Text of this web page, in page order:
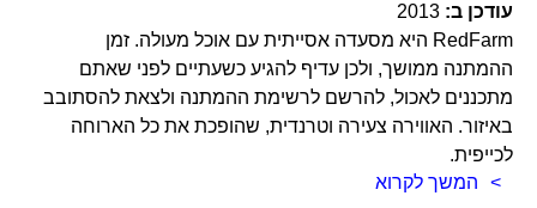
עודכן ב: 2013
RedFarm היא מסעדה אסייתית עם אוכל מעולה. זמן
ההמתנה ממושך, ולכן עדיף להגיע כשעתיים לפני שאתם
מתכננים לאכול, להרשם לרשימת ההמתנה ולצאת להסתובב
באיזור. האווירה צעירה וטרנדית, שהופכת את כל הארוחה
לכייפית.
המשך לקרוא